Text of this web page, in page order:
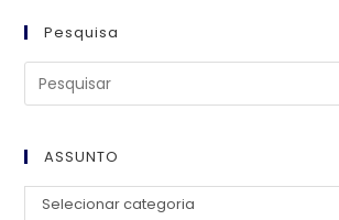
Pesquisa
ASSUNTO
Selecionar categoria